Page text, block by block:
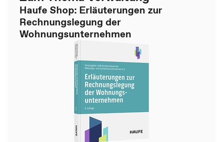
Haufe Shop: Erläuterungen zur
Rechnungslegung der
Wohnungsunternehmen